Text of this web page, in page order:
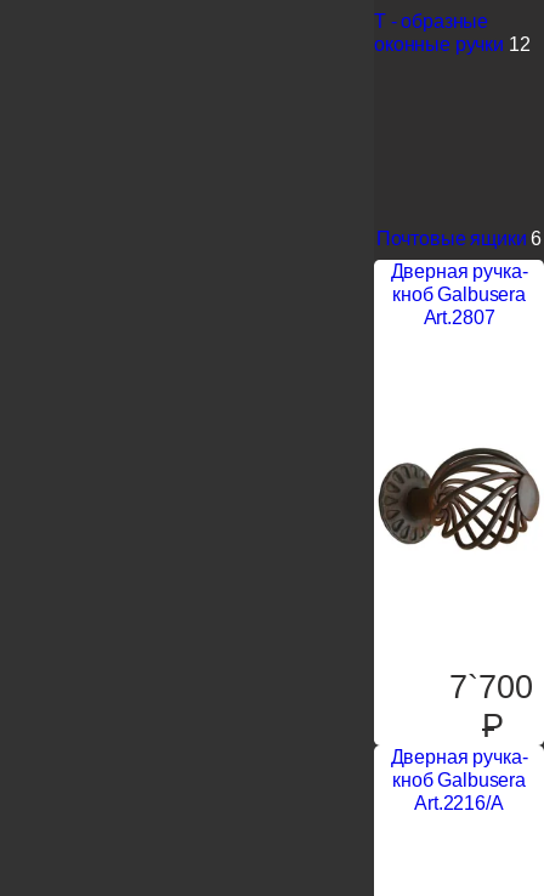
Т - образные
оконные ручки 12
Почтовые ящики 6
Дверная ручка-
кноб Galbusera
Art.2807
7`700
P
Дверная ручка-
кноб Galbusera
Art.2216/A